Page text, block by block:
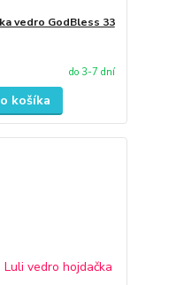
vedro GodBless 33
do 3-7 dní
košíka